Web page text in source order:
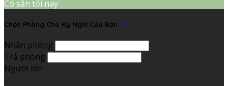
Có sẵn tối nay
Chọn Phòng Cho Kỳ Nghỉ Của Bạn
Nhận phòng
Trả phòng
Người lớn
-